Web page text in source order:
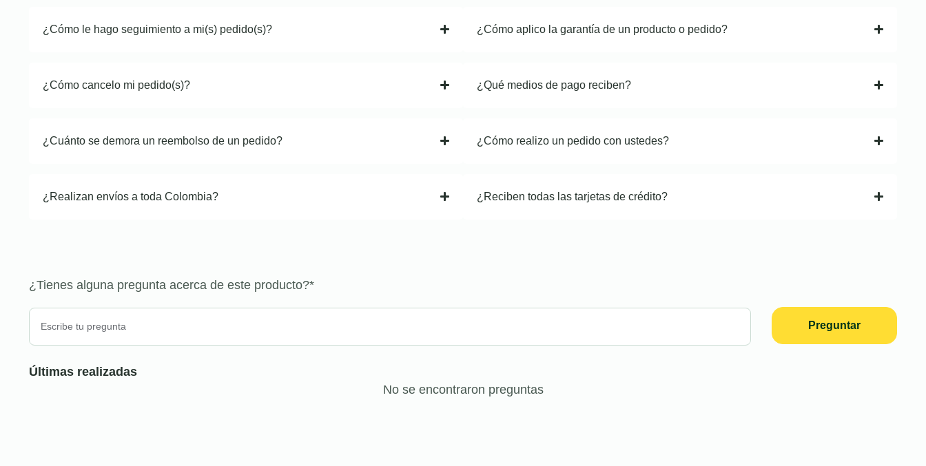
¿Cómo le hago seguimiento a mi(s) pedido(s)?
¿Cómo cancelo mi pedido(s)?
¿Cuánto se demora un reembolso de un pedido?
¿Realizan envíos a toda Colombia?
¿Cómo aplico la garantía de un producto o pedido?
¿Qué medios de pago reciben?
¿Cómo realizo un pedido con ustedes?
¿Reciben todas las tarjetas de crédito?
¿Tienes alguna pregunta acerca de este producto?*
Preguntar
Últimas realizadas
No se encontraron preguntas